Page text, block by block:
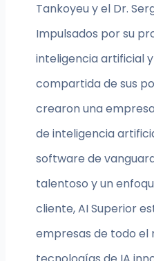
Tankoyeu y el Dr.
Impulsados por su
inteligencia artificial
compartida de sus
crearon una
de inteligencia
software de
talentoso y un
cliente, AI Superior
empresas de todo el